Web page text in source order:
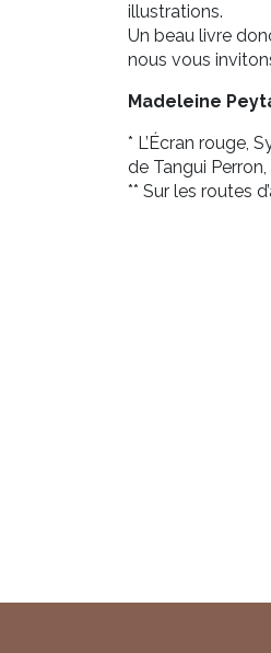
illustrations.
Un beau livre
nous vous
Madeleine
* L’Écran rouge,
de Tangui
** Sur les routes